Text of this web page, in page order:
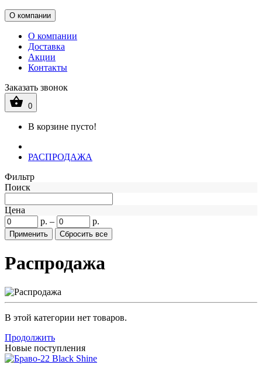
О компании
О компании
Доставка
Акции
Контакты
Заказать звонок
0
В корзине пусто!
РАСПРОДАЖА
Фильтр
Поиск
Цена
р. – р.
Распродажа
В этой категории нет товаров.
Продолжить
Новые поступления